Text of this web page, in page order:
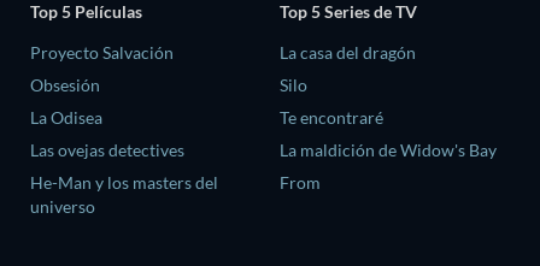
Top 5 Películas
Proyecto Salvación
Obsesión
La Odisea
Las ovejas detectives
He-Man y los masters del
universo
Top 5 Series de TV
La casa del dragón
Silo
Te encontraré
La maldición de Widow's Bay
From